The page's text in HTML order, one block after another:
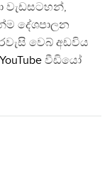
වැඩසටහන්,
දේශපාලන
වෙබ් අඩවිය
YouTube වීඩියෝ